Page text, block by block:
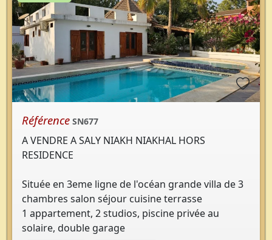
Référence SN677
A VENDRE A SALY NIAKH NIAKHAL HORS
RESIDENCE
Située en 3eme ligne de l'océan grande villa de 3
chambres salon séjour cuisine terrasse
1 appartement, 2 studios, piscine privée au
solaire, double garage